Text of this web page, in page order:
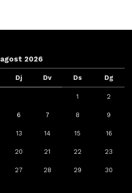
agost 2026
Dj Dv Ds Dg
1 2
6 7 8 9
13 14 15 16
20 21 22 23
27 28 29 30